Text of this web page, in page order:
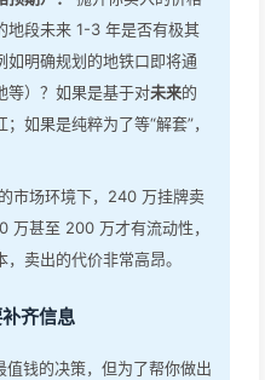
地段未来 1-3 年是否有极其
如明确规划的地铁口即将通
等）？如果是基于对未来的
如果是纯粹为了等“解套”，
市场环境下，240 万挂牌卖
万甚至 200 万才有流动性，
卖出的代价非常高昂。
齐信息
钱的决策，但为了帮你做出